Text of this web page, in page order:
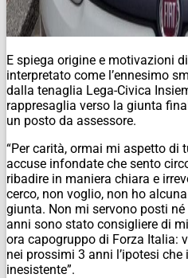
E spiega origine e motivazioni
interpretato come l’ennesimo
dalla tenaglia Lega-Civica
rappresaglia verso la giunta
un posto da assessore.
“Per carità, ormai mi aspetto di
accuse infondate che sento
ribadire in maniera chiara e
cerco, non voglio, non ho
giunta. Non mi servono posti
anni sono stato consigliere di
ora capogruppo di Forza Italia:
nei prossimi 3 anni l’ipotesi che
inesistente”.